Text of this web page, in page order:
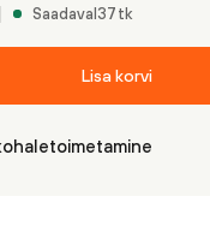
Saadaval 37 tk
Lisa korvi